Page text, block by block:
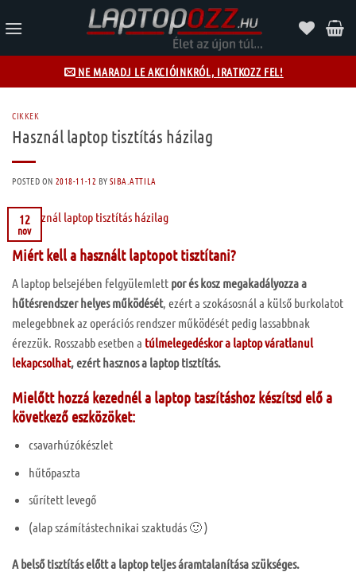
to
NE MARADJ LE AKCIÓINKRÓL, IRATKOZZ FEL!
CIKKEK
Használ laptop tisztítás házilag
POSTED ON 2018-11-12 BYSIBA.ATTILA
12
nov
Miért kell a használt laptopot tisztítani?
A laptop belsejében felgyülemlett por és kosz megakadályozza a
hűtésrendszer helyes működését, ezért a szokásosnál a külső burkolatot
melegebbnek az operációs rendszer működését pedig lassabbnak
érezzük. Rosszabb esetben a túlmelegedéskor a laptop váratlanul
lekapcsolhat, ezért hasznos a laptop tisztítás.
Mielőtt hozzá kezednél a laptop taszításhoz készítsd elő a
következő eszközöket:
csavarhúzókészlet
hűtőpaszta
sűrített levegő
(alap számítástechnikai szaktudás 🙂 )
A belső tisztítás előtt a laptop teljes áramtalanítása szükséges.